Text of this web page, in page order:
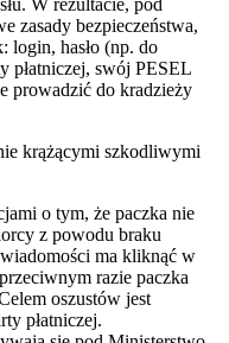
W rezultacie, pod
zasady bezpieczeństwa,
login, hasło (np. do
płatniczej, swój PESEL
prowadzić do kradzieży
krążącymi szkodliwymi
o tym, że paczka nie
z powodu braku
ma kliknąć w
razie paczka
oszustów jest
płatniczej.